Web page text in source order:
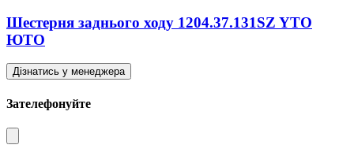
Шестерня заднього ходу 1204.37.131SZ YTO
ЮТО
Дізнатись у менеджера
Зателефонуйте